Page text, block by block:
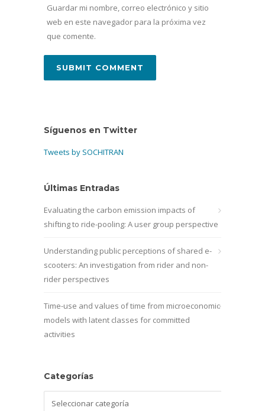
Guardar mi nombre, correo electrónico y sitio
web en este navegador para la próxima vez
que comente.
Síguenos en Twitter
Tweets by SOCHITRAN
Últimas Entradas
Evaluating the carbon emission impacts of
shifting to ride-pooling: A user group perspective
Understanding public perceptions of shared e-
scooters: An investigation from rider and non-
rider perspectives
Time-use and values of time from microeconomic
models with latent classes for committed
activities
Categorías